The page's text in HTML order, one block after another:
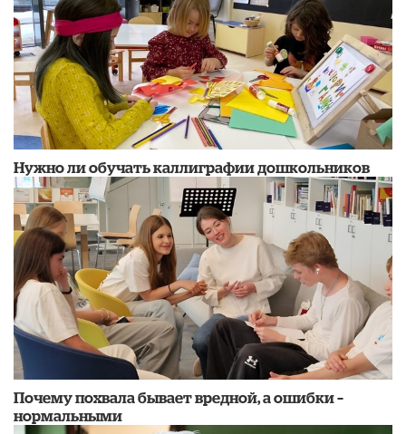
Нужно ли обучать каллиграфии дошкольников
​Почему похвала бывает вредной, а ошибки –
нормальными